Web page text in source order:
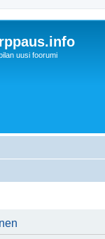
uusi foorumi